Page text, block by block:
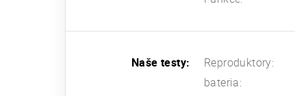
Naše testy: Reproduktory:
bateria: